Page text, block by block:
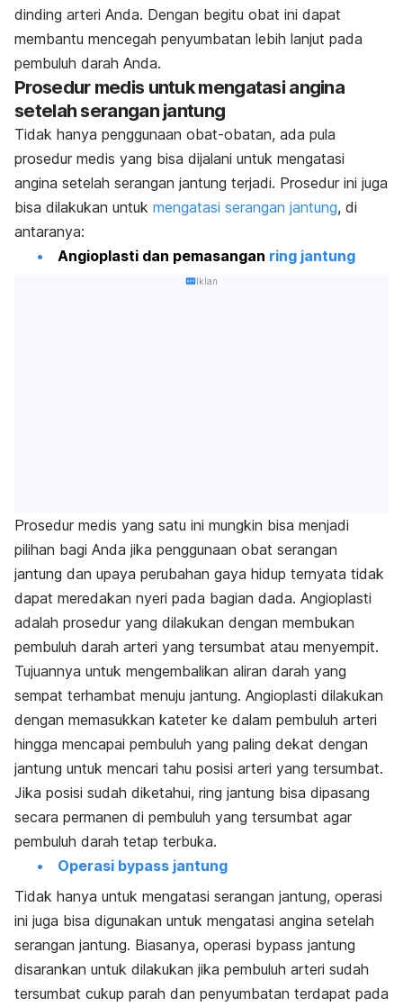
dinding arteri Anda. Dengan begitu obat ini dapat
membantu mencegah penyumbatan lebih lanjut pada
pembuluh darah Anda.
Prosedur medis untuk mengatasi angina
setelah serangan jantung
Tidak hanya penggunaan obat-obatan, ada pula
prosedur medis yang bisa dijalani untuk mengatasi
angina setelah serangan jantung terjadi. Prosedur ini juga
bisa dilakukan untuk mengatasi serangan jantung, di
antaranya:
Angioplasti dan pemasangan ring jantung
Iklan
Prosedur medis yang satu ini mungkin bisa menjadi
pilihan bagi Anda jika penggunaan obat serangan
jantung dan upaya perubahan gaya hidup ternyata tidak
dapat meredakan nyeri pada bagian dada. Angioplasti
adalah prosedur yang dilakukan dengan membukan
pembuluh darah arteri yang tersumbat atau menyempit.
Tujuannya untuk mengembalikan aliran darah yang
sempat terhambat menuju jantung. Angioplasti dilakukan
dengan memasukkan kateter ke dalam pembuluh arteri
hingga mencapai pembuluh yang paling dekat dengan
jantung untuk mencari tahu posisi arteri yang tersumbat.
Jika posisi sudah diketahui, ring jantung bisa dipasang
secara permanen di pembuluh yang tersumbat agar
pembuluh darah tetap terbuka.
Operasi bypass jantung
Tidak hanya untuk mengatasi serangan jantung, operasi
ini juga bisa digunakan untuk mengatasi angina setelah
serangan jantung. Biasanya, operasi bypass jantung
disarankan untuk dilakukan jika pembuluh arteri sudah
tersumbat cukup parah dan penyumbatan terdapat pada